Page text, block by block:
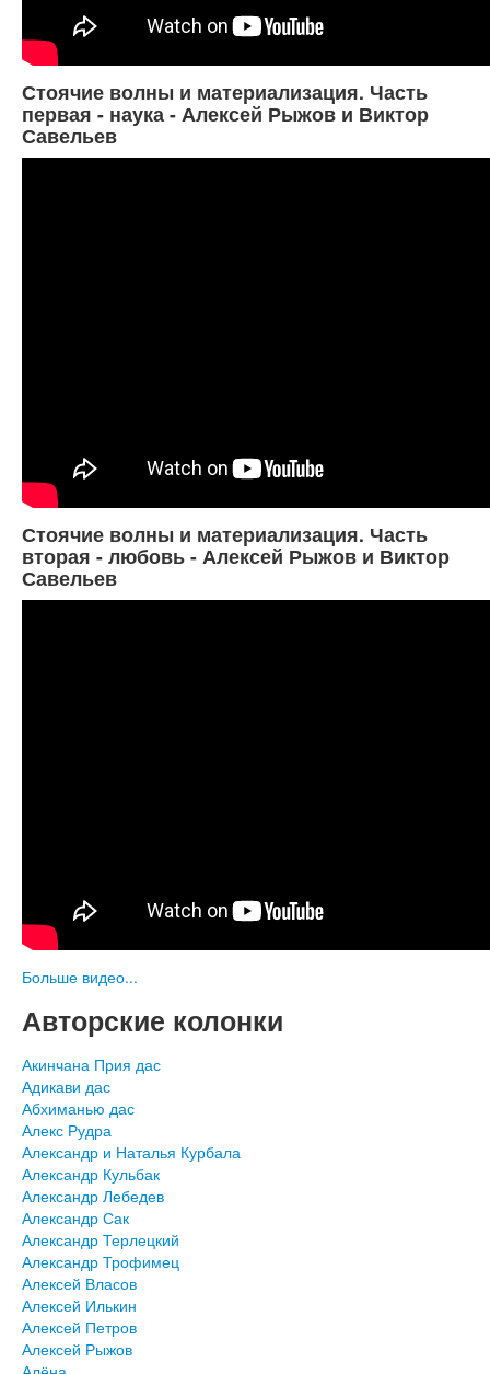
Стоячие волны и материализация. Часть
первая - наука - Алексей Рыжов и Виктор
Савельев
Стоячие волны и материализация. Часть
вторая - любовь - Алексей Рыжов и Виктор
Савельев
Больше видео...
Авторские колонки
Акинчана Прия дас
Адикави дас
Абхиманью дас
Алекс Рудра
Александр и Наталья Курбала
Александр Кульбак
Александр Лебедев
Александр Сак
Александр Терлецкий
Александр Трофимец
Алексей Власов
Алексей Илькин
Алексей Петров
Алексей Рыжов